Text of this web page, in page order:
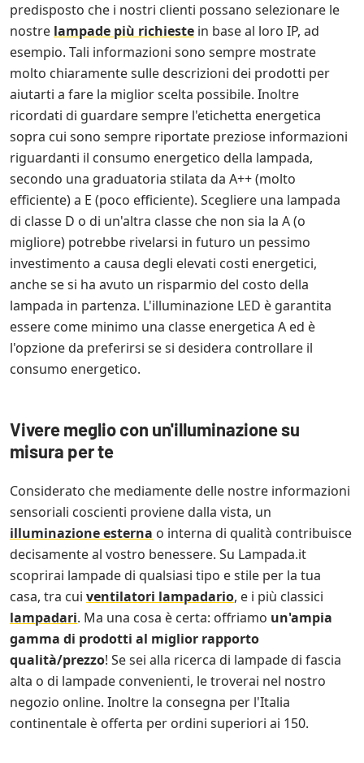
predisposto che i nostri clienti possano selezionare le
nostre lampade più richieste in base al loro IP, ad
esempio. Tali informazioni sono sempre mostrate
molto chiaramente sulle descrizioni dei prodotti per
aiutarti a fare la miglior scelta possibile. Inoltre
ricordati di guardare sempre l'etichetta energetica
sopra cui sono sempre riportate preziose informazioni
riguardanti il consumo energetico della lampada,
secondo una graduatoria stilata da A++ (molto
efficiente) a E (poco efficiente). Scegliere una lampada
di classe D o di un'altra classe che non sia la A (o
migliore) potrebbe rivelarsi in futuro un pessimo
investimento a causa degli elevati costi energetici,
anche se si ha avuto un risparmio del costo della
lampada in partenza. L'illuminazione LED è garantita
essere come minimo una classe energetica A ed è
l'opzione da preferirsi se si desidera controllare il
consumo energetico.
Vivere meglio con un'illuminazione su
misura per te
Considerato che mediamente delle nostre informazioni
sensoriali coscienti proviene dalla vista, un
illuminazione esterna o interna di qualità contribuisce
decisamente al vostro benessere. Su Lampada.it
scoprirai lampade di qualsiasi tipo e stile per la tua
casa, tra cui ventilatori lampadario, e i più classici
lampadari. Ma una cosa è certa: offriamo un'ampia
gamma di prodotti al miglior rapporto
qualità/prezzo! Se sei alla ricerca di lampade di fascia
alta o di lampade convenienti, le troverai nel nostro
negozio online. Inoltre la consegna per l'Italia
continentale è offerta per ordini superiori ai 150.